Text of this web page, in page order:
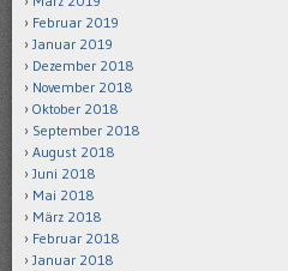
Februar 2019
Januar 2019
Dezember 2018
November 2018
Oktober 2018
September 2018
August 2018
Juni 2018
Mai 2018
März 2018
Februar 2018
Januar 2018